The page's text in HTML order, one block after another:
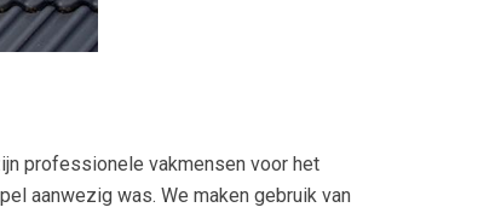
professionele vakmensen voor het
aanwezig was. We maken gebruik van